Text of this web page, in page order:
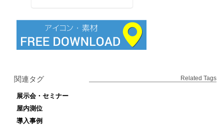
関連タグ Related Tags
展示会・セミナー
屋内測位
導入事例